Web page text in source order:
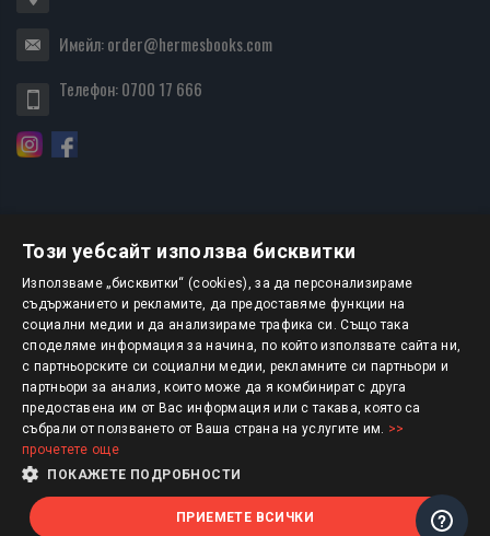
Имейл:order@hermesbooks.com
Телефон:0700 17 666
БЮЛЕТИН
АБОНИРАНЕ
Авторско право © 2025 HERMESBOOKS.BG
1 EUR = 1.95583 BGN
Този уебсайт използва бисквитки
Използваме „бисквитки“ (cookies), за да персонализираме
съдържанието и рекламите, да предоставяме функции на
социални медии и да анализираме трафика си. Също така
споделяме информация за начина, по който използвате сайта ни,
с партньорските си социални медии, рекламните си партньори и
партньори за анализ, които може да я комбинират с друга
предоставена им от Вас информация или с такава, която са
събрали от ползването от Ваша страна на услугите им. >>
прочетете още
ПОКАЖЕТЕ ПОДРОБНОСТИ
ПРИЕМЕТЕ ВСИЧКИ